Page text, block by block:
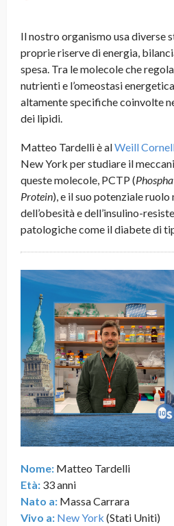
Il nostro organismo usa diverse
proprie riserve di energia,
spesa. Tra le molecole che
nutrienti e l’omeostasi
altamente specifiche coinvolte
dei lipidi.
Matteo Tardelli è alWeill
New York per studiare il
queste molecole, PCTP (
Protein), e il suo potenziale
dell’obesità e dell’insulino-
patologiche come il diabete di
Nome: Matteo Tardelli
Età: 33 anni
Nato a: Massa Carrara
Vivo a: New York (Stati Uniti)